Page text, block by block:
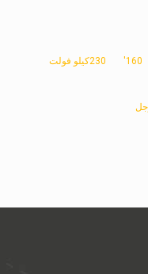
160' 230كيلو فولت